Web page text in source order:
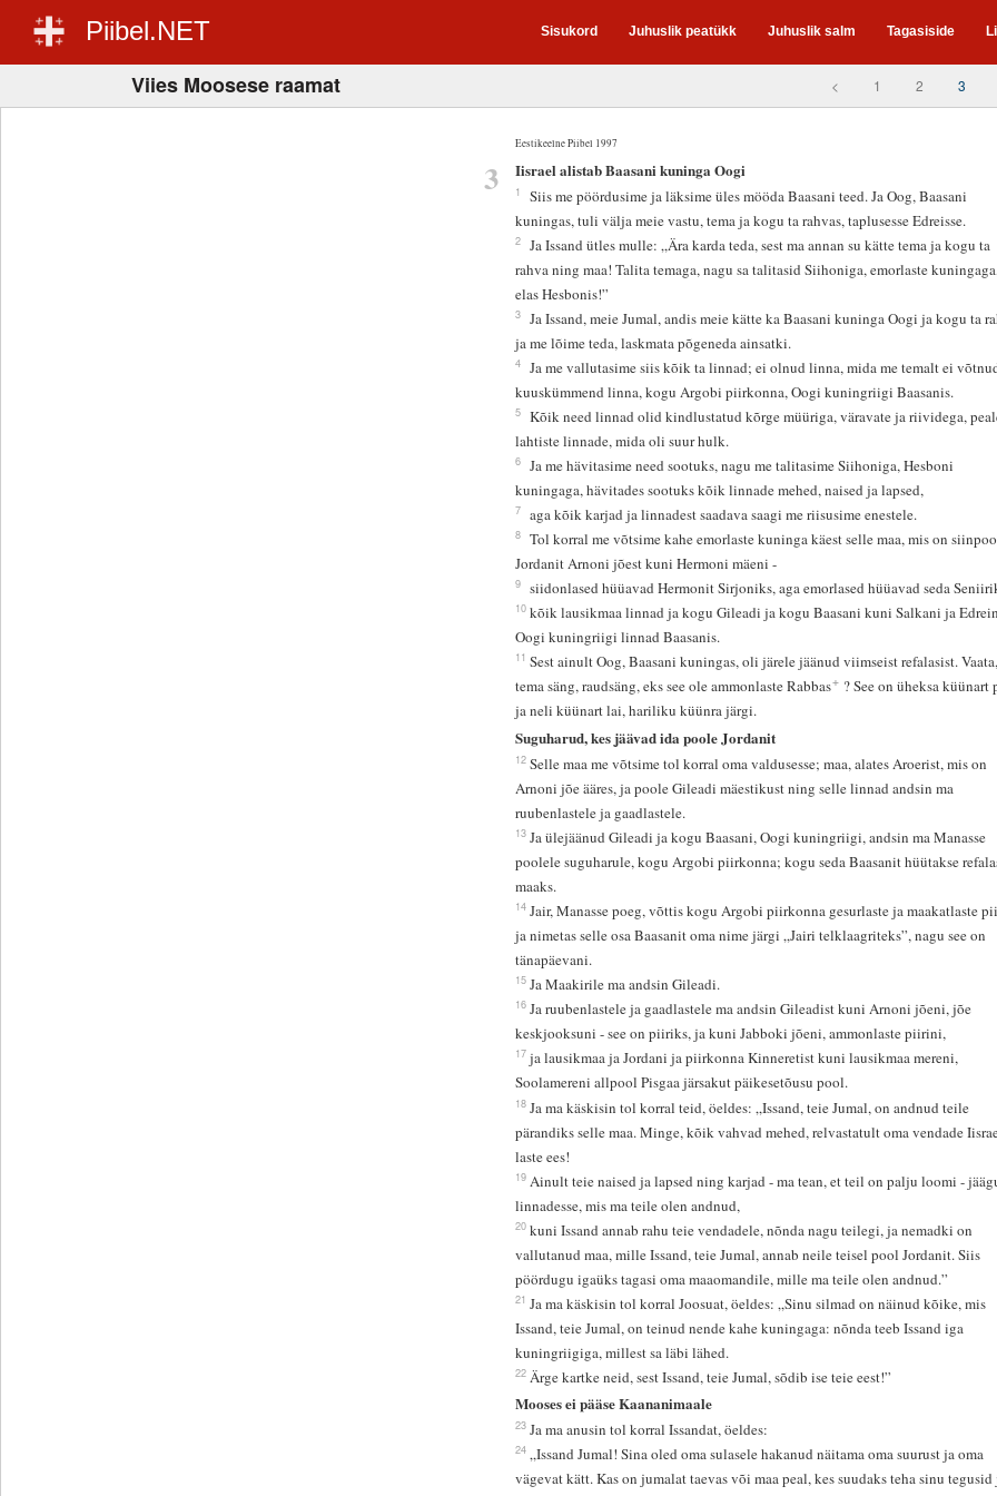
Piibel.NET Sisukord Juhuslik peatükk Juhuslik salm Tagasiside
Viies Moosese raamat < 1 2 3
Eestikeelne Piibel 1997
3 Iisrael alistab Baasani kuninga Oogi
1
Siis me pöördusime ja läksime üles mööda Baasani teed. Ja Oog, Baasani
kuningas, tuli välja meie vastu, tema ja kogu ta rahvas, taplusesse Edreisse.
2
Ja Issand ütles mulle: „Ära karda teda, sest ma annan su kätte tema ja kogu ta
rahva ning maa! Talita temaga, nagu sa talitasid Siihoniga, emorlaste
elas Hesbonis!”
3
Ja Issand, meie Jumal, andis meie kätte ka Baasani kuninga Oogi ja kogu ta
ja me lõime teda, laskmata põgeneda ainsatki.
4
Ja me vallutasime siis kõik ta linnad; ei olnud linna, mida me temalt ei
kuuskümmend linna, kogu Argobi piirkonna, Oogi kuningriigi Baasanis.
5
Kõik need linnad olid kindlustatud kõrge müüriga, väravate ja riividega,
lahtiste linnade, mida oli suur hulk.
6
Ja me hävitasime need sootuks, nagu me talitasime Siihoniga, Hesboni
kuningaga, hävitades sootuks kõik linnade mehed, naised ja lapsed,
7 aga kõik karjad ja linnadest saadava saagi me riisusime enestele.
8
Tol korral me võtsime kahe emorlaste kuninga käest selle maa, mis on
Jordanit Arnoni jõest kuni Hermoni mäeni -
9 siidonlased hüüavad Hermonit Sirjoniks, aga emorlased hüüavad seda
10 kõik lausikmaa linnad ja kogu Gileadi ja kogu Baasani kuni Salkani ja
Oogi kuningriigi linnad Baasanis.
11 Sest ainult Oog, Baasani kuningas, oli järele jäänud viimseist refalasist. Vaata,
tema säng, raudsäng, eks see ole ammonlaste Rabbas+? See on üheksa küünart
ja neli küünart lai, hariliku küünra järgi.
Suguharud, kes jäävad ida poole Jordanit
12 Selle maa me võtsime tol korral oma valdusesse; maa, alates Aroerist, mis on
Arnoni jõe ääres, ja poole Gileadi mäestikust ning selle linnad andsin ma
ruubenlastele ja gaadlastele.
13 Ja ülejäänud Gileadi ja kogu Baasani, Oogi kuningriigi, andsin ma Manasse
poolele suguharule, kogu Argobi piirkonna; kogu seda Baasanit hüütakse
maaks.
14 Jair, Manasse poeg, võttis kogu Argobi piirkonna gesurlaste ja maakatlaste
ja nimetas selle osa Baasanit oma nime järgi „Jairi telklaagriteks”, nagu see on
tänapäevani.
15 Ja Maakirile ma andsin Gileadi.
16 Ja ruubenlastele ja gaadlastele ma andsin Gileadist kuni Arnoni jõeni, jõe
keskjooksuni - see on piiriks, ja kuni Jabboki jõeni, ammonlaste piirini,
17 ja lausikmaa ja Jordani ja piirkonna Kinneretist kuni lausikmaa mereni,
Soolamereni allpool Pisgaa järsakut päikesetõusu pool.
18 Ja ma käskisin tol korral teid, öeldes: „Issand, teie Jumal, on andnud teile
pärandiks selle maa. Minge, kõik vahvad mehed, relvastatult oma vendade
laste ees!
19 Ainult teie naised ja lapsed ning karjad - ma tean, et teil on palju loomi -
linnadesse, mis ma teile olen andnud,
20 kuni Issand annab rahu teie vendadele, nõnda nagu teilegi, ja nemadki on
vallutanud maa, mille Issand, teie Jumal, annab neile teisel pool Jordanit. Siis
pöördugu igaüks tagasi oma maaomandile, mille ma teile olen andnud.”
21 Ja ma käskisin tol korral Joosuat, öeldes: „Sinu silmad on näinud kõike, mis
Issand, teie Jumal, on teinud nende kahe kuningaga: nõnda teeb Issand iga
kuningriigiga, millest sa läbi lähed.
22 Ärge kartke neid, sest Issand, teie Jumal, sõdib ise teie eest!”
Mooses ei pääse Kaananimaale
23 Ja ma anusin tol korral Issandat, öeldes:
24 „Issand Jumal! Sina oled oma sulasele hakanud näitama oma suurust ja oma
vägevat kätt. Kas on jumalat taevas või maa peal, kes suudaks teha sinu tegusid